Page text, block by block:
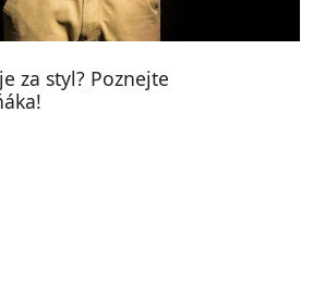
za styl? Poznejte